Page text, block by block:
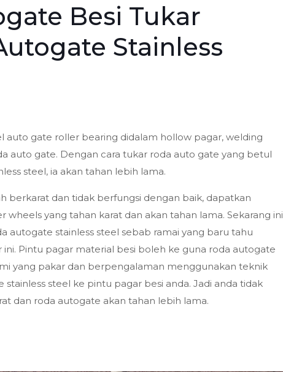
Besi Tukar
Stainless
auto gate roller bearing didalam hollow pagar, welding
auto gate. Dengan cara tukar roda auto gate yang betul
steel, ia akan tahan lebih lama.
berkarat dan tidak berfungsi dengan baik, dapatkan
wheels yang tahan karat dan akan tahan lama. Sekarang ini
autogate stainless steel sebab ramai yang baru tahu
Pintu pagar material besi boleh ke guna roda autogate
yang pakar dan berpengalaman menggunakan teknik
steel ke pintu pagar besi anda. Jadi anda tidak
dan roda autogate akan tahan lebih lama.